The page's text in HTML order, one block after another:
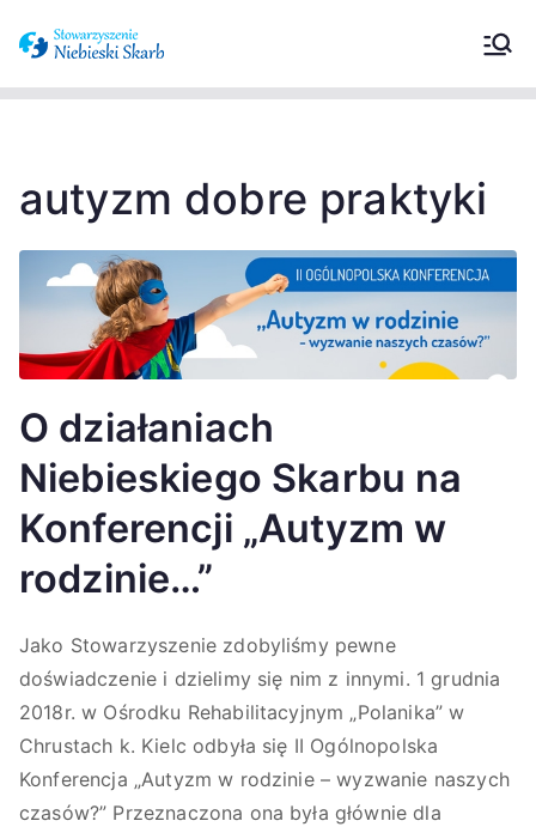
Stowarzyszeni
Skarb –
Zaburzenia ze
spektrum
autyzmu
Wspieramy osoby z zaburzeniami ze
spektrum autyzmu oraz ich
autyzm dobre praktyki
O działaniach
Niebieskiego Skarbu na
Konferencji „Autyzm w
rodzinie…”
Jako Stowarzyszenie zdobyliśmy pewne
doświadczenie i dzielimy się nim z innymi. 1 grudnia
2018r. w Ośrodku Rehabilitacyjnym „Polanika” w
Chrustach k. Kielc odbyła się II Ogólnopolska
Konferencja „Autyzm w rodzinie – wyzwanie naszych
czasów?” Przeznaczona ona była głównie dla